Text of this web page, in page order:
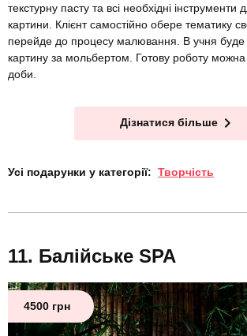
текстурну пасту та всі необхідні інструменти
картини. Клієнт самостійно обере тематику
перейде до процесу малювання. В учня буде
картину за мольбертом. Готову роботу
доби.
Дізнатися більше
Усі подарунки у категорії: Творчість
Балійське SPA
4500 грн